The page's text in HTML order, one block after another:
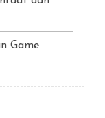
Game